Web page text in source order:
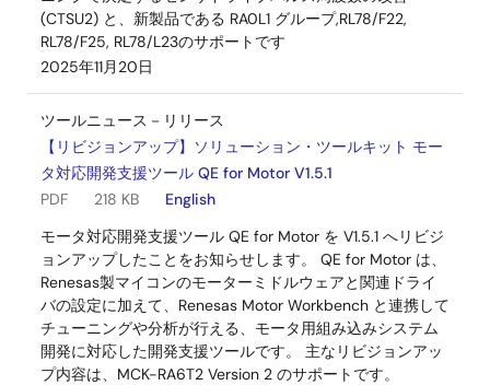
(CTSU2) と、新製品である RA0L1 グループ,RL78/F22,
RL78/F25, RL78/L23のサポートです
2025年11月20日
ツールニュース－リリース
【リビジョンアップ】ソリューション・ツールキット モー
タ対応開発支援ツール QE for Motor V1.5.1
PDF
218 KB
English
モータ対応開発支援ツール QE for Motor を V1.5.1 へリビジ
ョンアップしたことをお知らせします。 QE for Motor は、
Renesas製マイコンのモーターミドルウェアと関連ドライ
バの設定に加えて、Renesas Motor Workbench と連携して
チューニングや分析が行える、モータ用組み込みシステム
開発に対応した開発支援ツールです。 主なリビジョンアッ
プ内容は、MCK-RA6T2 Version 2 のサポートです。